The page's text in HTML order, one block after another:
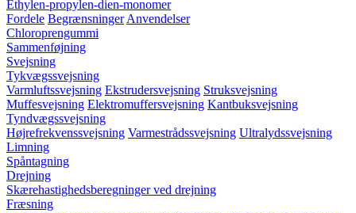
Ethylen-propylen-dien-monomer
Fordele Begrænsninger Anvendelser
Chloroprengummi
Sammenføjning
Svejsning
Tykvægssvejsning
Varmluftssvejsning Ekstrudersvejsning Struksvejsning
Muffesvejsning Elektromuffersvejsning Kantbuksvejsning
Tyndvægssvejsning
Højrefrekvenssvejsning Varmestrådssvejsning Ultralydssvejsning
Limning
Spåntagning
Drejning
Skærehastighedsberegninger ved drejning
Fræsning